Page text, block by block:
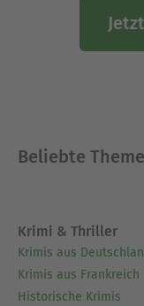
Beliebte
Krimi & Thriller
Krimis aus
Krimis aus Frankreich
Historische Krimis